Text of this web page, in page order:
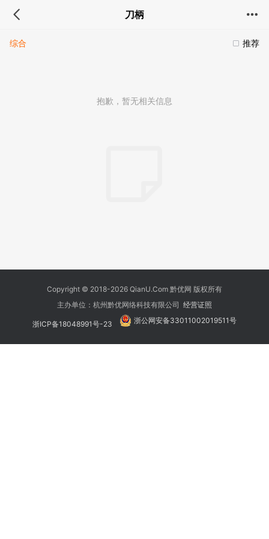
刀柄
推荐
综合
抱歉，暂无相关信息
Copyright © 2018-2026 QianU.Com 黔优网 版权所有
主办单位：杭州黔优网络科技有限公司 经营证照
浙ICP备18048991号-23 浙公网安备33011002019511号